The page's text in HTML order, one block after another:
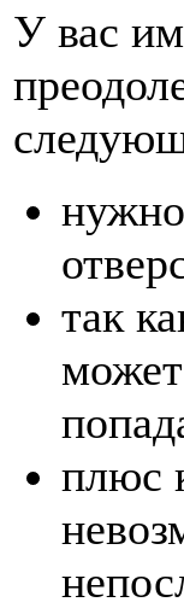
У вас
так
может
плюс